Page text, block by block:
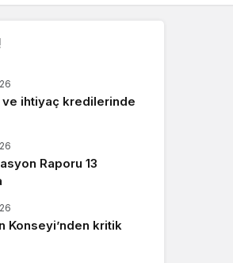
modunu seçin.
Modu
modunu seçin.
Modu
modunu seçin.
ve ihtiyaç kredilerinde
Raporu 13
Konseyi’nden kritik